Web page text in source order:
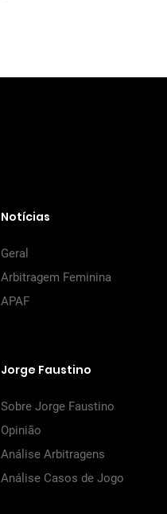
Notícias
Geral
Arbitragem Feminina
APAF
Jorge Faustino
Sobre Jorge Faustino
Opinião
Análise Arbitragens
Análise Casos de Jogo